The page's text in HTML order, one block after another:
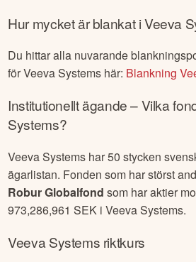
Hur mycket är blankat iVeeva
Du hittar alla nuvarande
förVeeva Systems här: Blankning
Institutionellt ägande – Vilka
Systems?
Veeva Systems har50 stycken
ägarlistan. Fonden som har störst
Robur Globalfond som har aktier
973,286,961 SEK iVeeva Systems.
Veeva Systems riktkurs